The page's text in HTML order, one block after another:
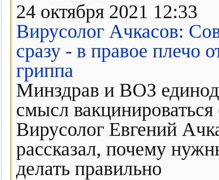
24 октября 2021 12:33
Вирусолог Ачкасов:
сразу - в правое плечо
гриппа
Минздрав и ВОЗ
смысл вакцинироваться
Вирусолог Евгений
рассказал, почему
делать правильно